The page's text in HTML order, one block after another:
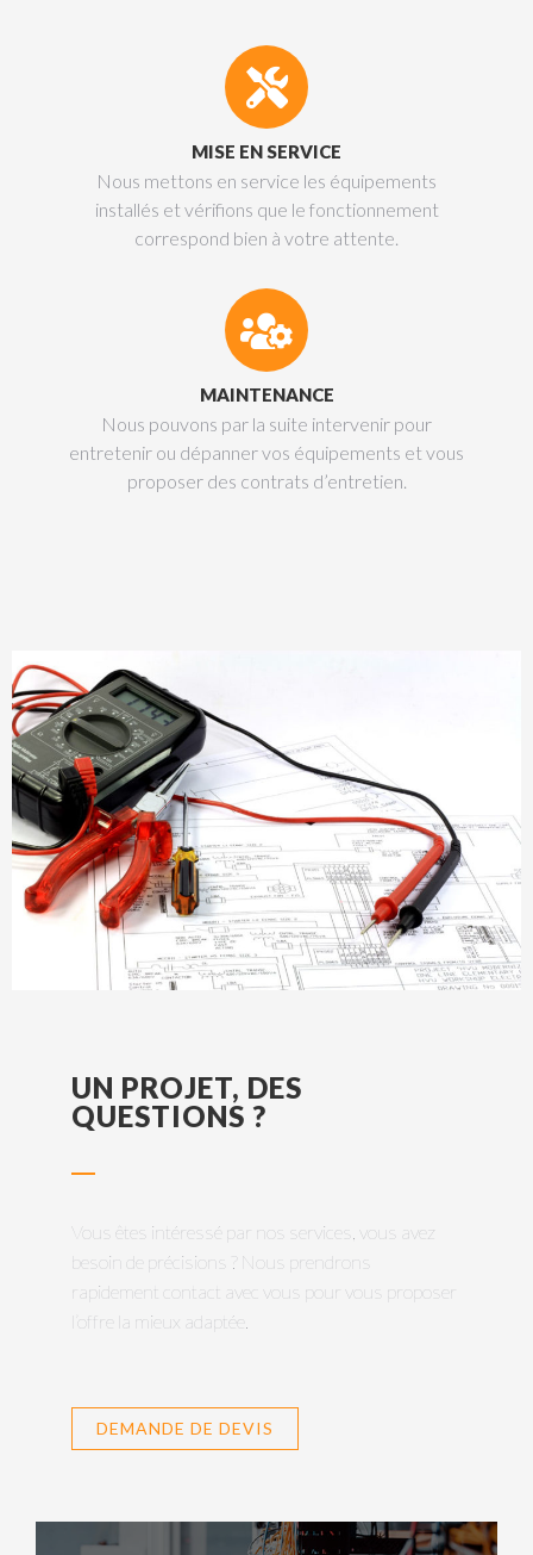
MISE EN SERVICE
Nous mettons en service les équipements
installés et vérifions que le fonctionnement
correspond bien à votre attente.
MAINTENANCE
Nous pouvons par la suite intervenir pour
entretenir ou dépanner vos équipements et vous
proposer des contrats d’entretien.
UN PROJET, DES
QUESTIONS ?
Vous êtes intéressé par nos services, vous avez
besoin de précisions ? Nous prendrons
rapidement contact avec vous pour vous proposer
l’offre la mieux adaptée.
DEMANDE DE DEVIS